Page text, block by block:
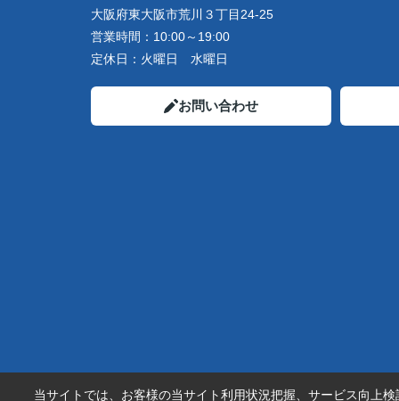
大阪府東大阪市荒川３丁目24-25
営業時間： 10:00～19:00
定休日： 火曜日 水曜日
お問い合わせ
当サイトでは、お客様の当サイト利用状況把握、サービス向上